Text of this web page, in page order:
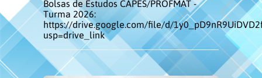
Bolsas de Estudos CAPES/PROFMAT -
Turma 2026:
https://drive.google.com/file/d/
usp=drive_link